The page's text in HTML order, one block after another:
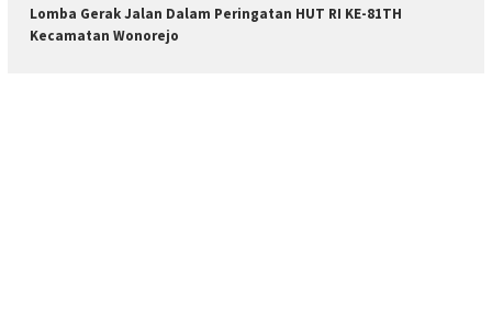
Lomba Gerak Jalan Dalam Peringatan HUT RI KE-81TH
Kecamatan Wonorejo